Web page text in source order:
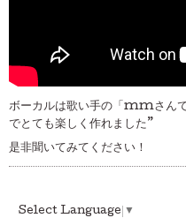
ボーカルは歌い手の「mmさん
でとても楽しく作れました”
是非聞いてみてください！
Select Language ▼